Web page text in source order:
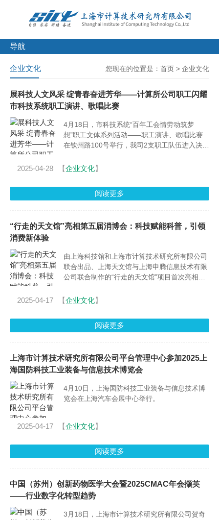
导航
您现在的位置是： 首页 > 企业文化
企业文化
展科技人文风采 绽青春奋进芳华——计算所公司职工闪耀
市科技系统职工演讲、歌唱比赛
4月18日，市科技系统“百年工会情劳动筑梦
想”职工文体系列活动——职工演讲、歌唱比赛
在钦州路100号举行，我司2支职工队伍进入决赛
2025-04-28 【企业文化】
阅读更多
“行走的天文馆”亮相第五届消博会：科技赋能科普，引领
消费新体验
由上海科技馆和上海市计算技术研究所有限公司
联合出品、上海天文馆与上海申腾信息技术有限
公司联合制作的“行走的天文馆”项目首次亮相消
验，成为展会的一大亮点，并获得了与会领导和
2025-04-17 【企业文化】
阅读更多
上海市计算技术研究所有限公司平台管理中心参加2025上
海国防科技工业装备与信息技术博览会
4月10日，上海国防科技工业装备与信息技术博
览会在上海汽车会展中心举行。
2025-04-17 【企业文化】
阅读更多
中国（苏州）创新药物医学大会暨2025CMAC年会撷英
——行业数字化转型趋势
3月18日，上海市计算技术研究所有限公司贺奇